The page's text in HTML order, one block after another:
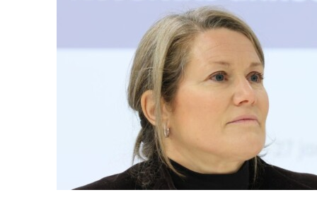
Consulter l'article "1.000 places d’accueil
Berchem-Sainte-Agathe: le trafic de
la ligne 9 a repris après le
déraillement d’un tram